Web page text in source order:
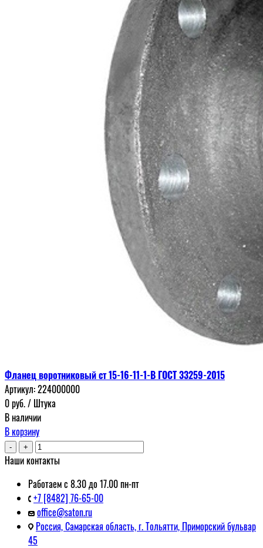
Фланец воротниковый ст 15-16-11-1-В ГОСТ 33259-2015
Артикул:224000000
0руб./ Штука
В наличии
В корзину
- +
Наши контакты
Работаем с 8.30 до 17.00 пн-пт
+7 [8482] 76-65-00
office@saton.ru
Россия, Самарская область, г. Тольятти, Приморский бульвар
45